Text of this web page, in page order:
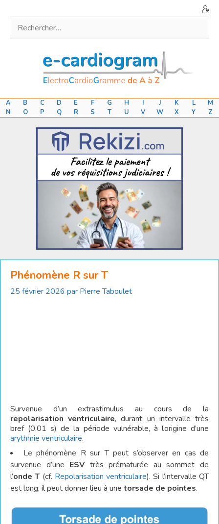
contenu
A B C D E F G H I J K L
M
N
O P Q R S T U V W X Y Z
Phénomène R sur T
25 février 2026 par Pierre Taboulet
Survenue d’un extrastimulus au cours de la
repolarisation ventriculaire, durant un intervalle très
bref (0,01 s) de la période vulnérable, à l’origine d’une
arythmie ventriculaire.
Le phénomène R sur T peut s’observer en cas de
survenue d’une ESV très prématurée au sommet de
l’onde T (cf. Repolarisation ventriculaire). Si l’intervalle QT
est long, il peut donner lieu à une torsade de pointes.